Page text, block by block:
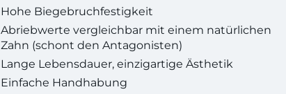
Hohe Biegebruchfestigkeit
Abriebwerte vergleichbar mit einem natürlichen
Zahn (schont den Antagonisten)
Lange Lebensdauer, einzigartige Ästhetik
Einfache Handhabung